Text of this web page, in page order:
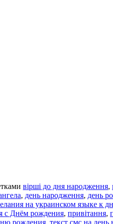
вірші до дня народження,
, день народження, день
на украинском языке к
с Днём рождения, привітання,
рождения текст смс на